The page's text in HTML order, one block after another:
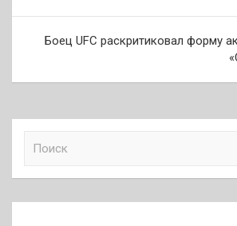
записям
Боец UFC раскритиковал форму
к